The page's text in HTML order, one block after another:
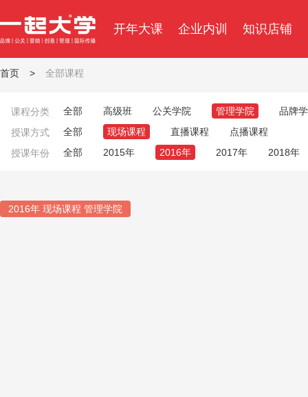
开年大课 企业内训 知识店铺
首页 > 全部课程
课程分类 全部 高级班 公关学院 管理学院
品牌
授课方式
全部 现场课程 直播课程
点播课程
授课年份
全部 2015年 2016年 2017年 2018年
2016年 现场课程 管理学院